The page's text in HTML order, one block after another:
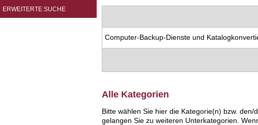
ERWEITERTE SUCHE
Computer-Backup-Dienste und
Alle Kategorien
Bitte wählen Sie hier die Kategorie(n) bzw.
gelangen Sie zu weiteren Unterkategorien.